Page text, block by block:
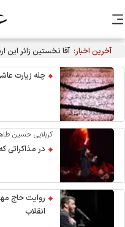
آخرین اخبار: آقا نخستین زائر این
چله زیارت عاشورا با
کربلایی حسین
در مذاکراتی
روایت حاج
انقلاب